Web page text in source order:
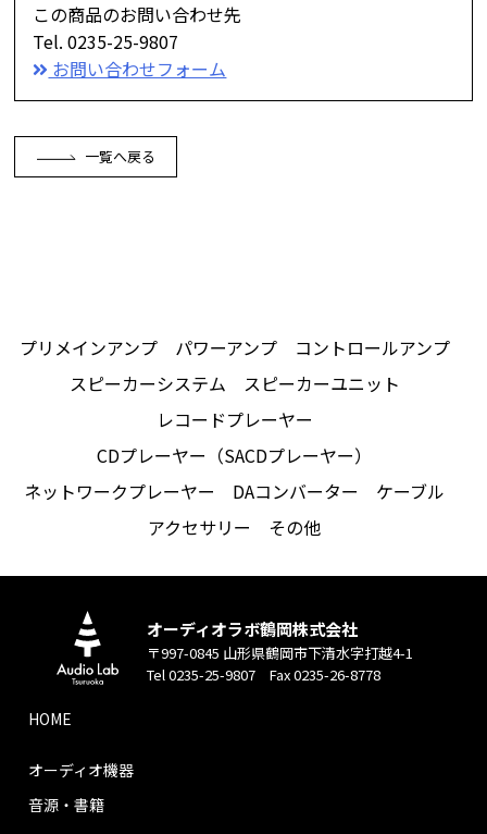
この商品のお問い合わせ先
Tel. 0235-25-9807
お問い合わせフォーム
一覧へ戻る
プリメインアンプ パワーアンプ
コントロールアンプ
スピーカーシステム
スピーカーユニット
レコードプレーヤー
CDプレーヤー（SACDプレーヤー）
ネットワークプレーヤー
DAコンバーター
ケーブル
アクセサリー
その他
オーディオラボ鶴岡株式会社
〒997-0845 山形県鶴岡市下清水字打越4-1
Tel 0235-25-9807 Fax 0235-26-8778
HOME
オーディオ機器
音源・書籍